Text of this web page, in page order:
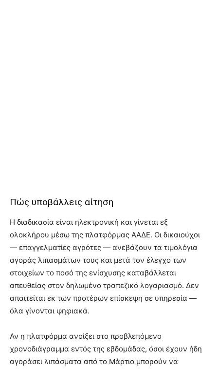
Πώς υποβάλλεις αίτηση
Η διαδικασία είναι ηλεκτρονική και γίνεται εξ
ολοκλήρου μέσω της πλατφόρμας ΑΑΔΕ. Οι δικαιούχοι
— επαγγελματίες αγρότες — ανεβάζουν τα τιμολόγια
αγοράς λιπασμάτων τους και μετά τον έλεγχο των
στοιχείων το ποσό της ενίσχυσης καταβάλλεται
απευθείας στον δηλωμένο τραπεζικό λογαριασμό. Δεν
απαιτείται εκ των προτέρων επίσκεψη σε υπηρεσία —
όλα γίνονται ψηφιακά.
Αν η πλατφόρμα ανοίξει στο προβλεπόμενο
χρονοδιάγραμμα εντός της εβδομάδας, όσοι έχουν ήδη
αγοράσει λιπάσματα από το Μάρτιο μπορούν να